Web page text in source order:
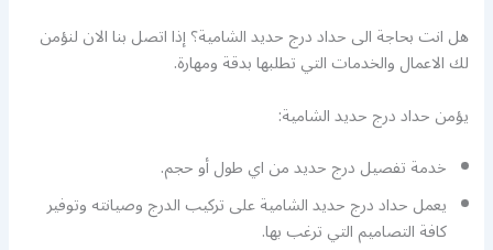
هل انت بحاجة الى حداد درج حديد الشامية؟ إذا اتصل بنا الان لنؤمن
لك الاعمال والخدمات التي تطلبها بدقة ومهارة.
يؤمن حداد درج حديد الشامية:
خدمة تفصيل درج حديد من اي طول أو حجم.
يعمل حداد درج حديد الشامية على تركيب الدرج وصيانته وتوفير
كافة التصاميم التي ترغب بها.